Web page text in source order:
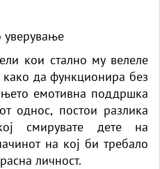
уверување
кои стално му велеле
да функционира без
емотивна поддршка
однос, постои разлика
смирувате дете на
на кој би требало
личност.